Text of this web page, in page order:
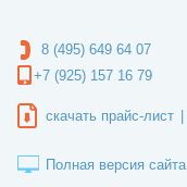
8 (495) 649 64 07
+7 (925) 157 16 79
скачать прайс-лист
Полная версия сайта